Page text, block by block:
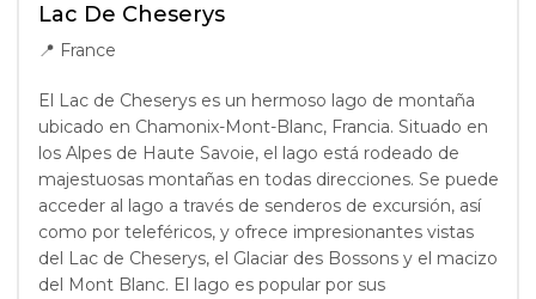
Lac De Cheserys
📍 France
El Lac de Cheserys es un hermoso lago de montaña
ubicado en Chamonix-Mont-Blanc, Francia. Situado en
los Alpes de Haute Savoie, el lago está rodeado de
majestuosas montañas en todas direcciones. Se puede
acceder al lago a través de senderos de excursión, así
como por teleféricos, y ofrece impresionantes vistas
del Lac de Cheserys, el Glaciar des Bossons y el macizo
del Mont Blanc. El lago es popular por sus